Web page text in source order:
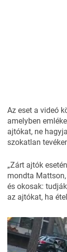
Az eset a videó
amelyben
ajtókat, ne
szokatlan
„Zárt ajtók
mondta
és okosak:
az ajtókat, ha